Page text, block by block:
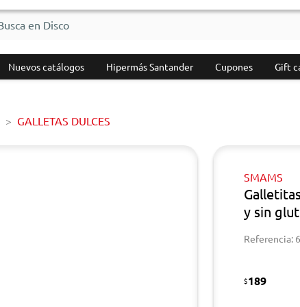
Nuevos catálogos Hipermás Santander Cupones Gift
GALLETAS DULCES
SMAMS
y sin
Referencia:
$189